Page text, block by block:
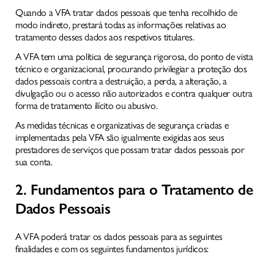
INÍCIO
Quando a VFA tratar dados pessoais que tenha recolhido de
modo indireto, prestará todas as informações relativas ao
tratamento desses dados aos respetivos titulares.
A VFA tem uma política de segurança rigorosa, do ponto de vista
técnico e organizacional, procurando privilegiar a proteção dos
dados pessoais contra a destruição, a perda, a alteração, a
divulgação ou o acesso não autorizados e contra qualquer outra
forma de tratamento ilícito ou abusivo.
As medidas técnicas e organizativas de segurança criadas e
implementadas pela VFA são igualmente exigidas aos seus
prestadores de serviços que possam tratar dados pessoais por
sua conta.
2. Fundamentos para o Tratamento de
Dados Pessoais
A VFA poderá tratar os dados pessoais para as seguintes
finalidades e com os seguintes fundamentos jurídicos: